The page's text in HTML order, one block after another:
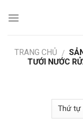
TRANG CHỦ /
TƯỚI NƯỚC